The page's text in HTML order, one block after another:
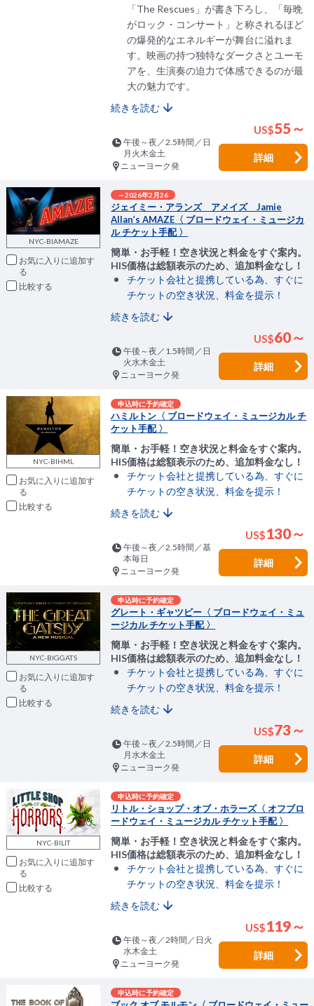
「The Rescues」が書き下ろし、「毎晩
がロック・コンサート」と称されるほど
の爆発的なエネルギーが舞台に溢れま
す。映画の持つ独特なダークさとユーモ
アを、生演奏の迫力で体感できるのが最
大の魅力です。
続きを読む
US$55～
午後～夜／2.5時間／日
月火木金土
ニューヨーク発
詳細
NYC-BIAMAZE
お気に入りに追加
比較
～2026年2月26
ジェイミー・アランズ アメイズ Jamie
Allan’s AMAZE〈 ブロードウェイ・ミュージカ
ル チケット手配 〉
簡単・お手軽！空き状況と料金をすぐ案内。
HIS価格は総額表示のため、追加料金なし！
チケット会社と提携している為、すぐに
チケットの空き状況、料金を提示！
続きを読む
US$60～
午後～夜／1.5時間／日
火水木金土
ニューヨーク発
詳細
NYC-BIHML
お気に入りに追加
比較
申込時に予約確定
ハミルトン〈 ブロードウェイ・ミュージカル チ
ケット手配 〉
簡単・お手軽！空き状況と料金をすぐ案内。
HIS価格は総額表示のため、追加料金なし！
チケット会社と提携している為、すぐに
チケットの空き状況、料金を提示！
続きを読む
US$130～
午後～夜／2.5時間／基
本毎日
ニューヨーク発
詳細
NYC-BIGGATS
お気に入りに追加
比較
申込時に予約確定
グレート・ギャツビー〈 ブロードウェイ・ミュ
ージカル チケット手配 〉
簡単・お手軽！空き状況と料金をすぐ案内。
HIS価格は総額表示のため、追加料金なし！
チケット会社と提携している為、すぐに
チケットの空き状況、料金を提示！
続きを読む
US$73～
午後～夜／2.5時間／日
月水木金土
ニューヨーク発
詳細
NYC-BILIT
お気に入りに追加
比較
申込時に予約確定
リトル・ショップ・オブ・ホラーズ〈 オフブロ
ードウェイ・ミュージカル チケット手配 〉
簡単・お手軽！空き状況と料金をすぐ案内。
HIS価格は総額表示のため、追加料金なし！
チケット会社と提携している為、すぐに
チケットの空き状況、料金を提示！
続きを読む
US$119～
午後～夜／2時間／日火
水木金土
ニューヨーク発
詳細
申込時に予約確定